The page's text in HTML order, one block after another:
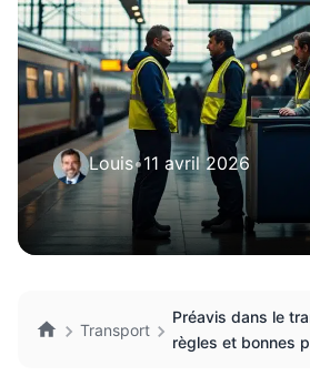
Louis•11 avril 2026
Transport
Préavis dans le
règles et bonnes